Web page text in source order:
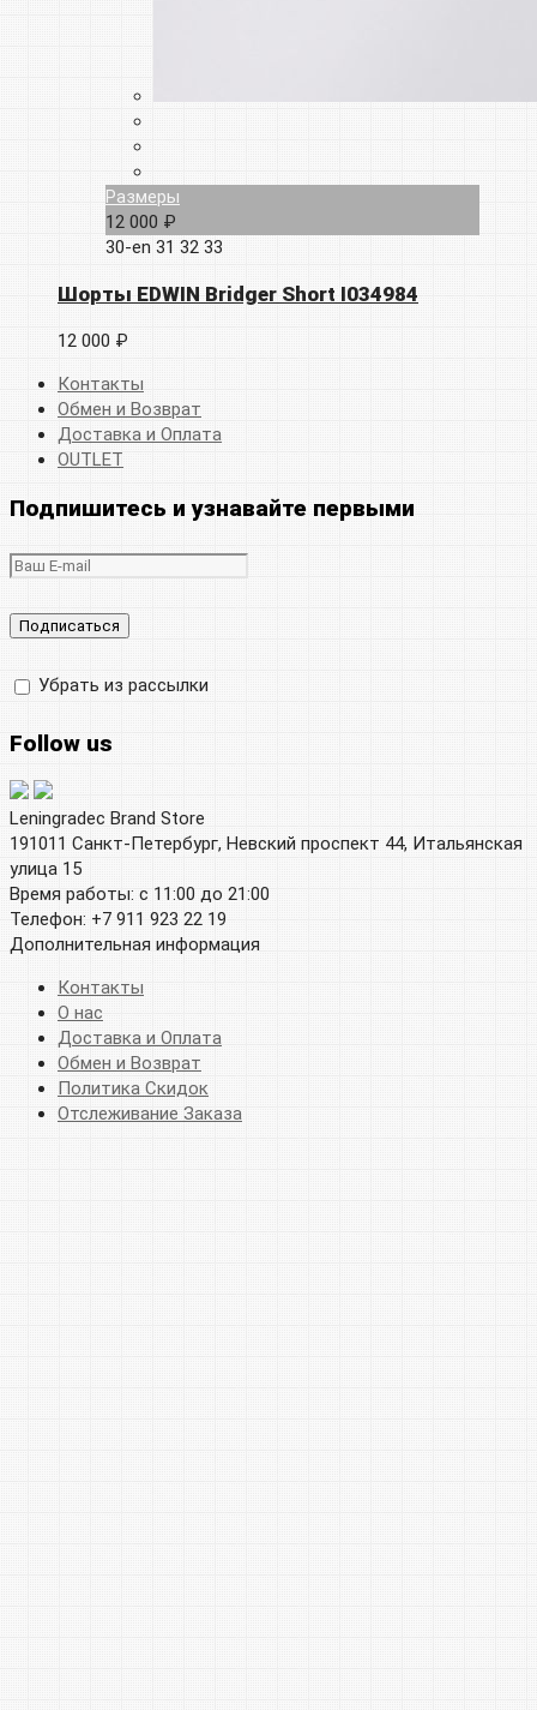
Размеры
12 000 ₽
30-en 31 32 33
Шорты EDWIN Bridger Short I034984
12 000 ₽
Контакты
Обмен и Возврат
Доставка и Оплата
OUTLET
Подпишитесь и узнавайте первыми
Убрать из рассылки
Follow us
Leningradec Brand Store
191011 Санкт-Петербург, Невский проспект 44, Итальянская
улица 15
Время работы: с 11:00 до 21:00
Телефон: +7 911 923 22 19
Дополнительная информация
Контакты
О нас
Доставка и Оплата
Обмен и Возврат
Политика Скидок
Отслеживание Заказа